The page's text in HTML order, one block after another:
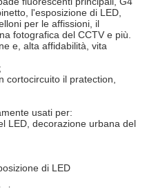
l'esposizione di LED,
per le affissioni, il
fotografica del CCTV e più.
e, alta affidabilità, vita
cortocircuito il pratection,
usati per:
LED, decorazione urbana del
di LED